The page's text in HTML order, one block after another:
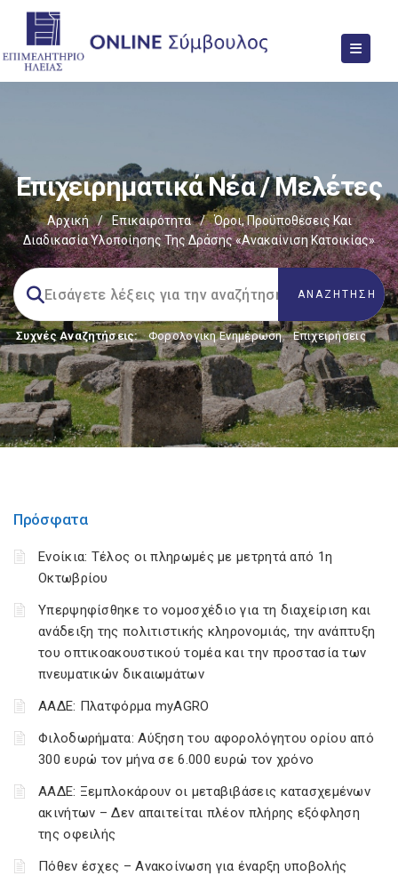
Επιχειρηματικά Νέα / Μελέτες
Αρχική / Επικαιρότητα /
Όροι, Προϋποθέσεις Και
Διαδικασία Υλοποίησης Της Δράσης «Ανακαίνιση Κατοικίας»
Συχνές Αναζητήσεις: Φορολογικη Ενημέρωση, Επιχειρήσεις
Πρόσφατα
Ενοίκια: Τέλος οι πληρωμές με μετρητά από 1η
Οκτωβρίου
Υπερψηφίσθηκε το νομοσχέδιο για τη διαχείριση και
ανάδειξη της πολιτιστικής κληρονομιάς, την ανάπτυξη
του οπτικοακουστικού τομέα και την προστασία των
πνευματικών δικαιωμάτων
ΑΑΔΕ: Πλατφόρμα myAGRO
Φιλοδωρήματα: Αύξηση του αφορολόγητου ορίου από
300 ευρώ τον μήνα σε 6.000 ευρώ τον χρόνο
ΑΑΔΕ: Ξεμπλοκάρουν οι μεταβιβάσεις κατασχεμένων
ακινήτων – Δεν απαιτείται πλέον πλήρης εξόφληση
της οφειλής
Πόθεν έσχες – Ανακοίνωση για έναρξη υποβολής